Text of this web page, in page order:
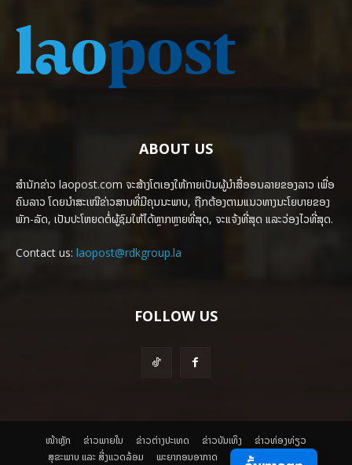
ABOUT US
ສຳນັກຂ່າວ laopost.com ຈະສ້າງໂຕເອງໃຫ້ກາຍເປັນຜູ້ນຳສື່ອອນລາຍຂອງລາວ ເພື່ອ
ຄົນລາວ ໂດຍນຳສະເໜີຂ່າວສານທີ່ມີຄຸນນະພາບ, ຖືກຕ້ອງຕາມແນວທາງນະໂຍບາຍຂອງ
ພັກ-ລັດ, ເປັນປະໂຫຍດຕໍ່ຜູ້ຊົມໃຫ້ໄດ້ຫຼາກຫຼາຍທີ່ສຸດ, ຈະແຈ້ງທີ່ສຸດ ແລະວ່ອງໄວທີ່ສຸດ.
Contact us: laopost@rdkgroup.la
FOLLOW US
ໜ້າຫຼັກ ຂ່າວພາຍ​ໃນ ຂ່າວຕ່າງປະເທດ ​ຂ່າວບັນເທິງ
​ຂ່າວທ່ອງທ່ຽວ
ສຸຂະພາບ ແລະ ສີ່ງແວດລ້ອມ
ພະຍາກອນອາກາດ